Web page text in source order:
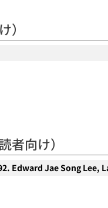
）
者向け）
Edward Jae Song